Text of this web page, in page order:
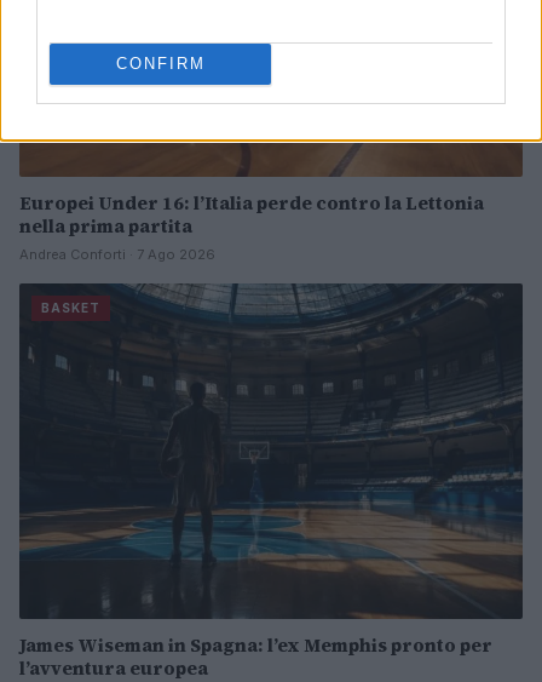
CONFIRM
Europei Under 16: l’Italia perde contro la Lettonia
nella prima partita
Andrea Conforti · 7 Ago 2026
BASKET
James Wiseman in Spagna: l’ex Memphis pronto per
l’avventura europea